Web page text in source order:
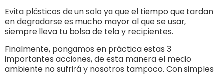
Evita plásticos de un solo ya que el tiempo que tardan
en degradarse es mucho mayor al que se usar,
siempre lleva tu bolsa de tela y recipientes.
Finalmente, pongamos en práctica estas 3
importantes acciones, de esta manera el medio
ambiente no sufrirá y nosotros tampoco. Con simples